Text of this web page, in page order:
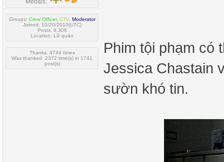
Medals:
Groups: Crew Officer, CTV, Moderator
Joined: 10/20/2010(UTC)
Posts: 9,308
Location: Lữ quán
Thanks: 4744 times
Was thanked: 2372 time(s) in 1741
post(s)
Phim tội phạm có
Jessica Chastain
sườn khó tin.